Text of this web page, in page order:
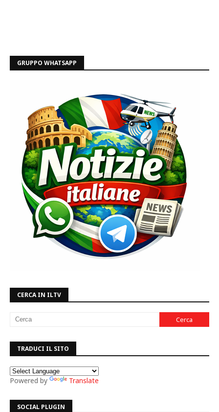
GRUPPO WHATSAPP
CERCA IN ILTV
TRADUCI IL SITO
Powered by Translate
SOCIAL PLUGIN